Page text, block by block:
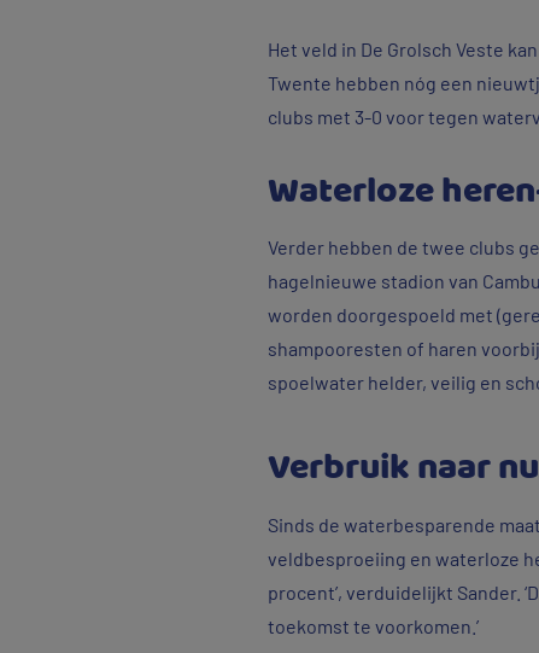
Het veld in De Grolsch Veste
Twente hebben nóg een
clubs met 3-0 voor tegen
Waterloze
Verder hebben de twee clubs
hagelnieuwe stadion van
worden doorgespoeld met
shampooresten of haren
spoelwater helder, veilig en
Verbruik naar
Sinds de waterbesparende
veldbesproeiing en waterloze
procent’, verduidelijkt Sander.
toekomst te voorkomen.’